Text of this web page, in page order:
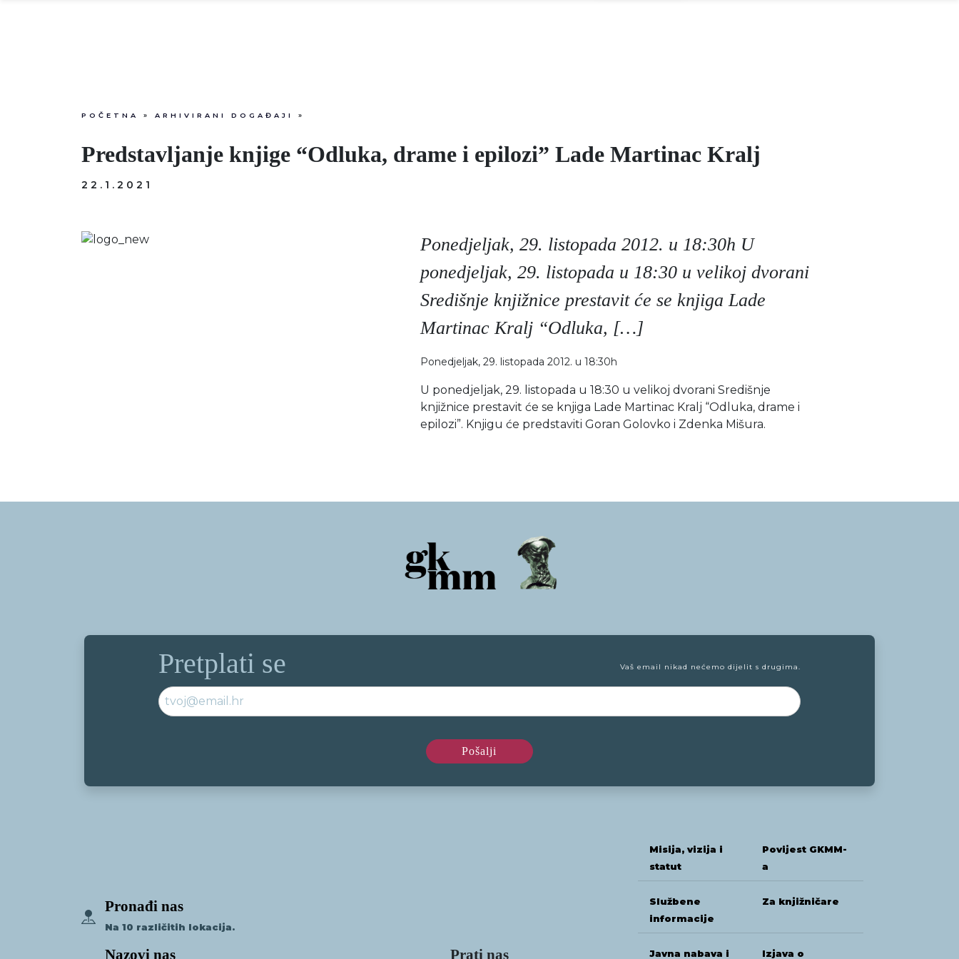
POČETNA » ARHIVIRANI DOGAĐAJI »
Predstavljanje knjige “Odluka, drame i epilozi” Lade Martinac Kralj
22.1.2021
Ponedjeljak, 29. listopada 2012. u 18:30h U
ponedjeljak, 29. listopada u 18:30 u velikoj dvorani
Središnje knjižnice prestavit će se knjiga Lade
Martinac Kralj “Odluka, […]
Ponedjeljak, 29. listopada 2012. u 18:30h
U ponedjeljak, 29. listopada u 18:30 u velikoj dvorani Središnje
knjižnice prestavit će se knjiga Lade Martinac Kralj “Odluka, drame i
epilozi”. Knjigu će predstaviti Goran Golovko i Zdenka Mišura.
Pretplati se Vaš email nikad nećemo dijelit s drugima.
Pronađi nas
Na 10 različitih lokacija.
Nazovi nas Prati nas
Misija, vizija i
statut
Povijest GKMM-
a
Službene
informacije
Za knjižničare
Javna nabava i Izjava o